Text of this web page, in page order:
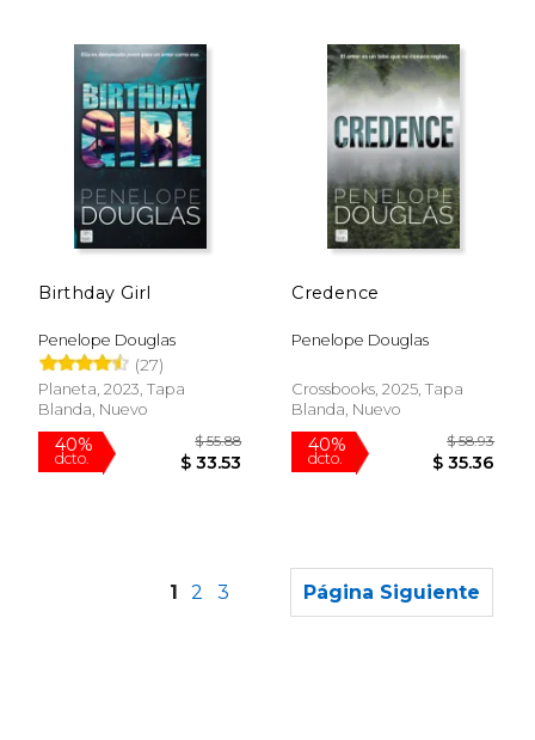
50%
$ 24.94
50%
dcto.
Birthday Girl
Penelope Douglas
(27)
Planeta, 2023, Tapa
Blanda, Nuevo
Credence
Penelope Douglas
Crossbooks, 2025, Tapa
Blanda, Nuevo
1 2 3 Página Siguiente